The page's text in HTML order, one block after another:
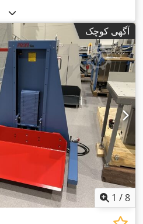
آگهی کوچک
1 /8